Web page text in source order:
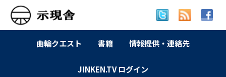
曲輪クエスト 書籍 情報提供・連絡先
JINKEN.TV ログイン